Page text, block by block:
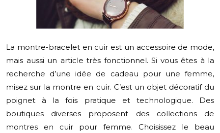
La montre-bracelet en cuir est un accessoire de mode,
mais aussi un article très fonctionnel. Si vous êtes à la
recherche d’une idée de cadeau pour une femme,
misez sur la montre en cuir. C’est un objet décoratif du
poignet à la fois pratique et technologique. Des
boutiques diverses proposent des collections de
montres en cuir pour femme. Choisissez le beau